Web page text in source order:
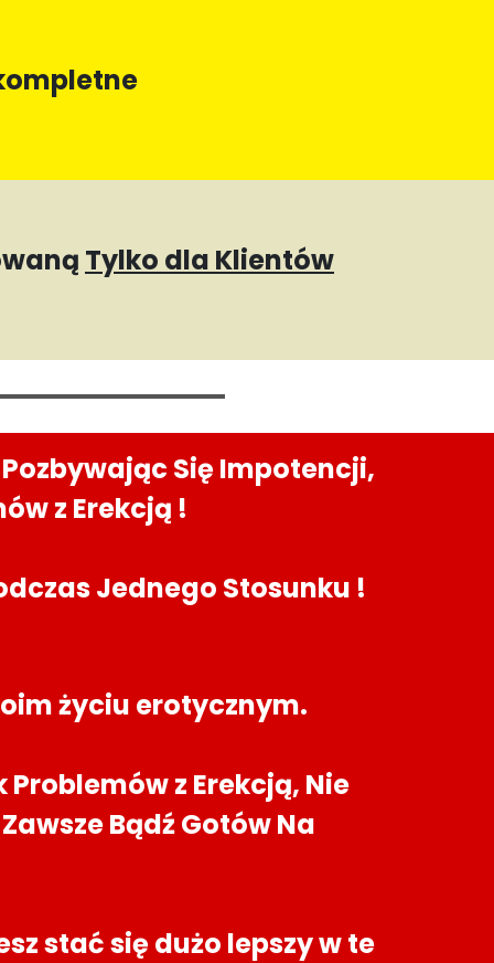
Tylko dla Klientów
Się Impotencji,
z Erekcją !
Jednego Stosunku !
życiu erotycznym.
z Erekcją, Nie
Bądź Gotów Na
stać się dużo lepszy w te